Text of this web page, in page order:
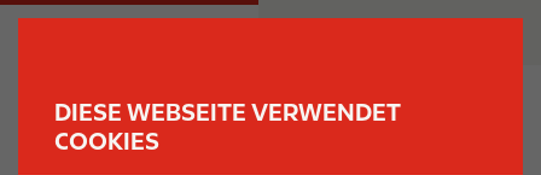
DIESE WEBSEITE VERWENDET
COOKIES
M